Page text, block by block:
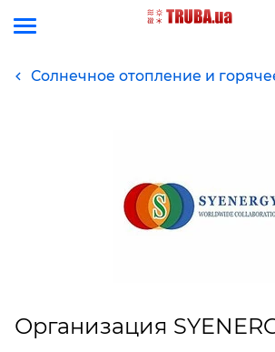
Солнечное отопление и
Организация